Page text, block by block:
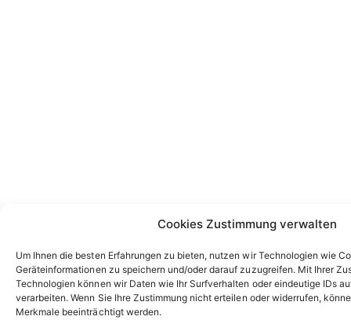
Cookies Zustimmung verwalten
Um Ihnen die besten Erfahrungen zu bieten, nutzen wir Technologien wie
Geräteinformationen zu speichern und/oder darauf zuzugreifen. Mit Ihrer
Technologien können wir Daten wie Ihr Surfverhalten oder eindeutige IDs
verarbeiten. Wenn Sie Ihre Zustimmung nicht erteilen oder widerrufen,
Merkmale beeinträchtigt werden.